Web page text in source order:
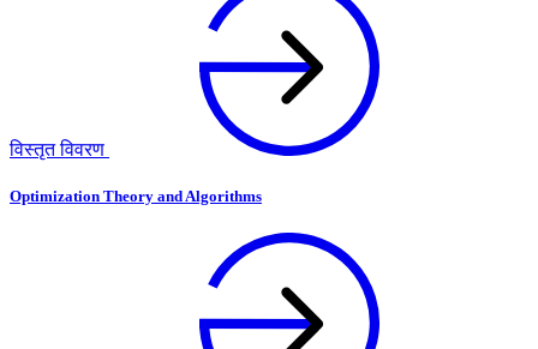
विस्तृत विवरण
Optimization Theory and Algorithms